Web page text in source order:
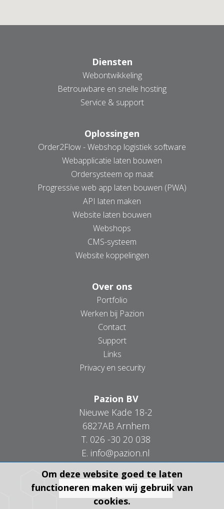
Diensten
Webontwikkeling
Betrouwbare en snelle hosting
Service & support
Oplossingen
Order2Flow - Webshop logistiek software
Webapplicatie laten bouwen
Ordersysteem op maat
Progressive web app laten bouwen (PWA)
API laten maken
Website laten bouwen
Webshops
CMS-systeem
Website koppelingen
Over ons
Portfolio
Werken bij Pazion
Contact
Support
Links
Privacy en security
Pazion BV
Nieuwe Kade 18-2
6827AB Arnhem
T. 026 -30 20 038
E. info@pazion.nl
AANMELDEN NIEUWSBRIEF
Om deze website goed te laten
functioneren maken wij gebruik van
cookies.